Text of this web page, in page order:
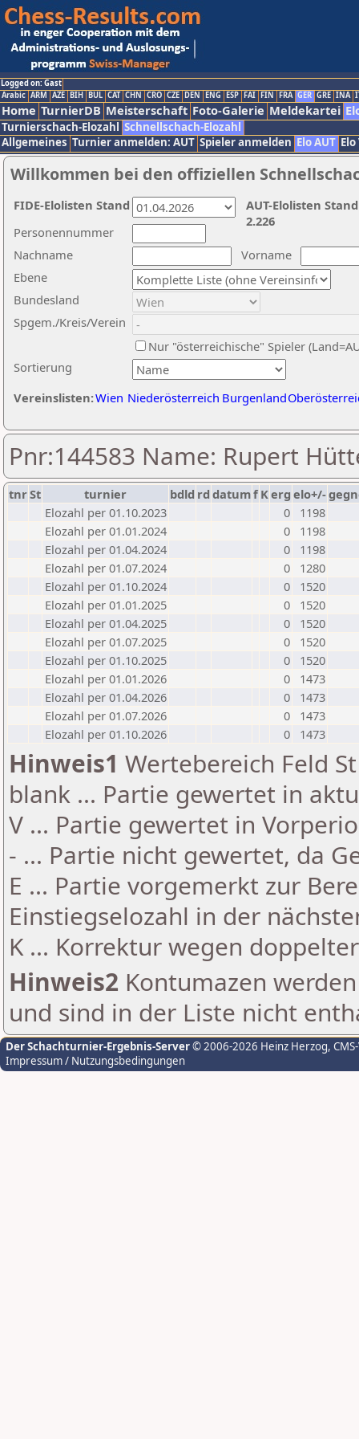
Logged on: Gast
Arabic ARM AZE BIH BUL CAT CHN CRO CZE DEN ENG ESP FAI FIN FRA GER GRE INA
Home TurnierDB Meisterschaft Foto-Galerie Meldekartei
Turnierschach-Elozahl Schnellschach-Elozahl
Allgemeines Turnier anmelden: AUT Spieler anmelden Elo AUT
Willkommen bei den offiziellen
Nachname
Vorname
Ebene
Sortierung
Personennummer
Bundesland
Spgem./Kreis/Verein
Nur "österreichische" Spieler
Vereinslisten:Wien Niederösterreich Burgenland
AUT-Elolisten
2.226
FIDE-Elolisten Stand
Pnr:144583 Name: Rupert
tnrSt turnier bdld rd datumf Kerg elo+/-
Elozahl per 01.10.2023
0
1198
Elozahl per 01.01.2024
0
1198
Elozahl per 01.04.2024
0
1198
Elozahl per 01.07.2024
0
1280
Elozahl per 01.10.2024
0
1520
Elozahl per 01.01.2025
0
1520
Elozahl per 01.04.2025
0
1520
Elozahl per 01.07.2025
0
1520
Elozahl per 01.10.2025
0
1520
Elozahl per 01.01.2026
0
1473
Elozahl per 01.04.2026
0
1473
Elozahl per 01.07.2026
0
1473
Elozahl per 01.10.2026
0 1473
Hinweis1 Wertebereich Feld
blank ... Partie gewertet in
V ... Partie gewertet in
- ... Partie nicht gewertet, da
E ... Partie vorgemerkt zur
Einstiegselozahl in der
K ... Korrektur wegen
Hinweis2 Kontumazen
und sind in der Liste nicht
Der Schachturnier-Ergebnis-Server© 2006-2026 Heinz Herzog,
Impressum / Nutzungsbedingungen